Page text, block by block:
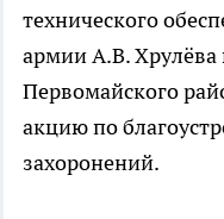
технического
армии А.В.
Первомайского
акцию по
захоронений.